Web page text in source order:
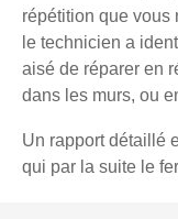
répétition que vous
le technicien a
aisé de réparer en
dans les murs, ou
Un rapport détaillé
qui par la suite le